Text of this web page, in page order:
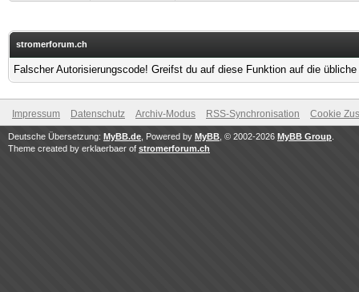
stromerforum.ch
Falscher Autorisierungscode! Greifst du auf diese Funktion auf die
Impressum Datenschutz Archiv-Modus RSS-Synchronisation Cookie
Deutsche Übersetzung: MyBB.de , Powered by MyBB , © 2002-2026 MyBB Group
Theme created by erklaerbaer of stromerforum.ch